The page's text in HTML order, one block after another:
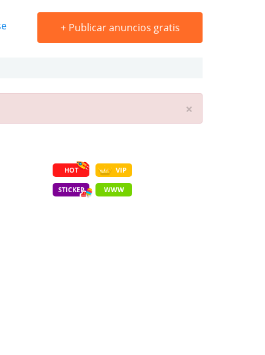
+Publicar anuncios gratis
×
HOT VIP
STICKER WWW